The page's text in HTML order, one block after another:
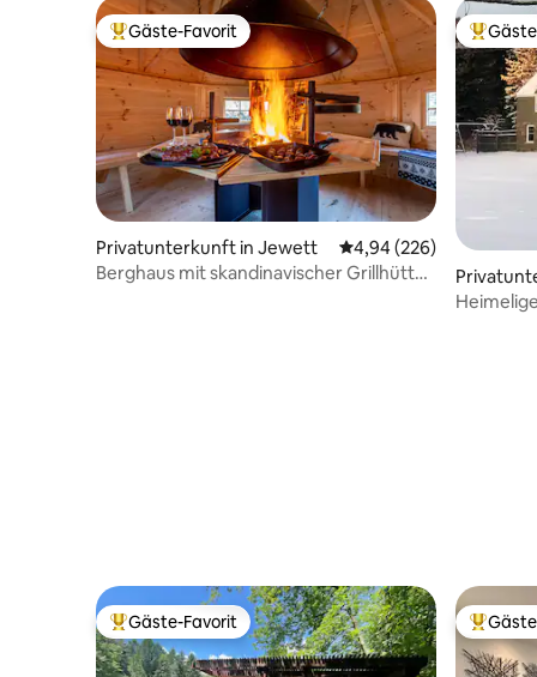
Beliebter Gäste-Favorit.
Gäste-Favorit
Privatunterkunft in Jewett Durchschnittliche
4,94 (226)
Berghaus mit skandinavischer Grillhütte,
nds
Beliebter Gäste-Favorit.
Gäste-Favorit